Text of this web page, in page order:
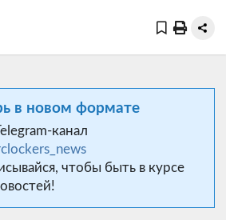
в новом формате
канал
чтобы быть в курсе